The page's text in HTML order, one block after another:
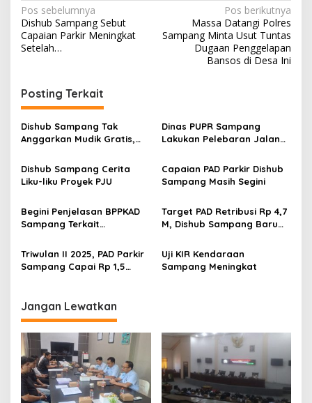
Navigasi
pos
Pos sebelumnya
Dishub Sampang Sebut
Capaian Parkir Meningkat
Setelah…
Pos berikutnya
Massa Datangi Polres
Sampang Minta Usut Tuntas
Dugaan Penggelapan
Bansos di Desa Ini
Posting Terkait
Dishub Sampang Tak
Anggarkan Mudik Gratis,
Berebut Kuota Pemprov
Jatim
Dinas PUPR Sampang
Lakukan Pelebaran Jalan
Dishub, Ini Akibatnya
Dishub Sampang Cerita
Liku-liku Proyek PJU
Capaian PAD Parkir Dishub
Sampang Masih Segini
Begini Penjelasan BPPKAD
Sampang Terkait
Target PAD Retribusi Rp 4,7
M, Dishub Sampang Baru
Triwulan II 2025, PAD Parkir
Sampang Capai Rp 1,5
Uji KIR Kendaraan
Sampang Meningkat
Jangan Lewatkan